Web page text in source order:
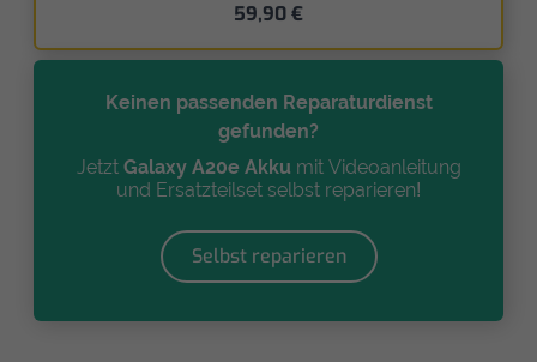
59,90 €
Keinen passenden Reparaturdienst
gefunden?
Jetzt Galaxy A20e Akku mit Videoanleitung
und Ersatzteilset selbst reparieren!
Selbst reparieren